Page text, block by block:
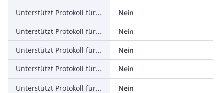
Unterstützt Protokoll für PROFINET IO
Nein
Unterstützt Protokoll für PROFINET CBA
Nein
Unterstützt Protokoll für SERCOS
Nein
Unterstützt Protokoll für Foundation Fieldbus
Nein
Unterstützt Protokoll für EtherNet/IP
Nein